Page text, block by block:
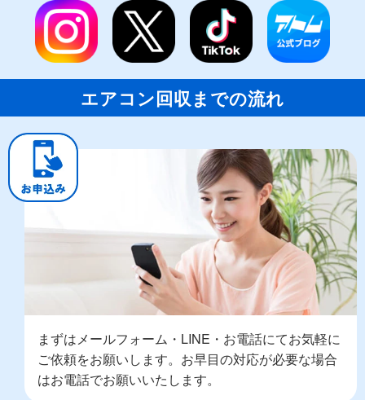
エアコン回収までの流れ
まずはメールフォーム・LINE・お電話にてお気軽に
ご依頼をお願いします。お早目の対応が必要な場合
はお電話でお願いいたします。